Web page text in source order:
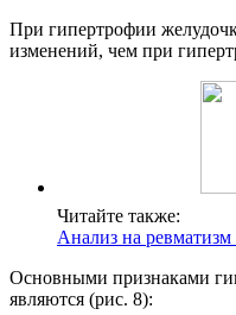
При гипертрофии
изменений, чем при
Читайте также:
Анализ на ревматизм
Основными признаками
являются (рис. 8):